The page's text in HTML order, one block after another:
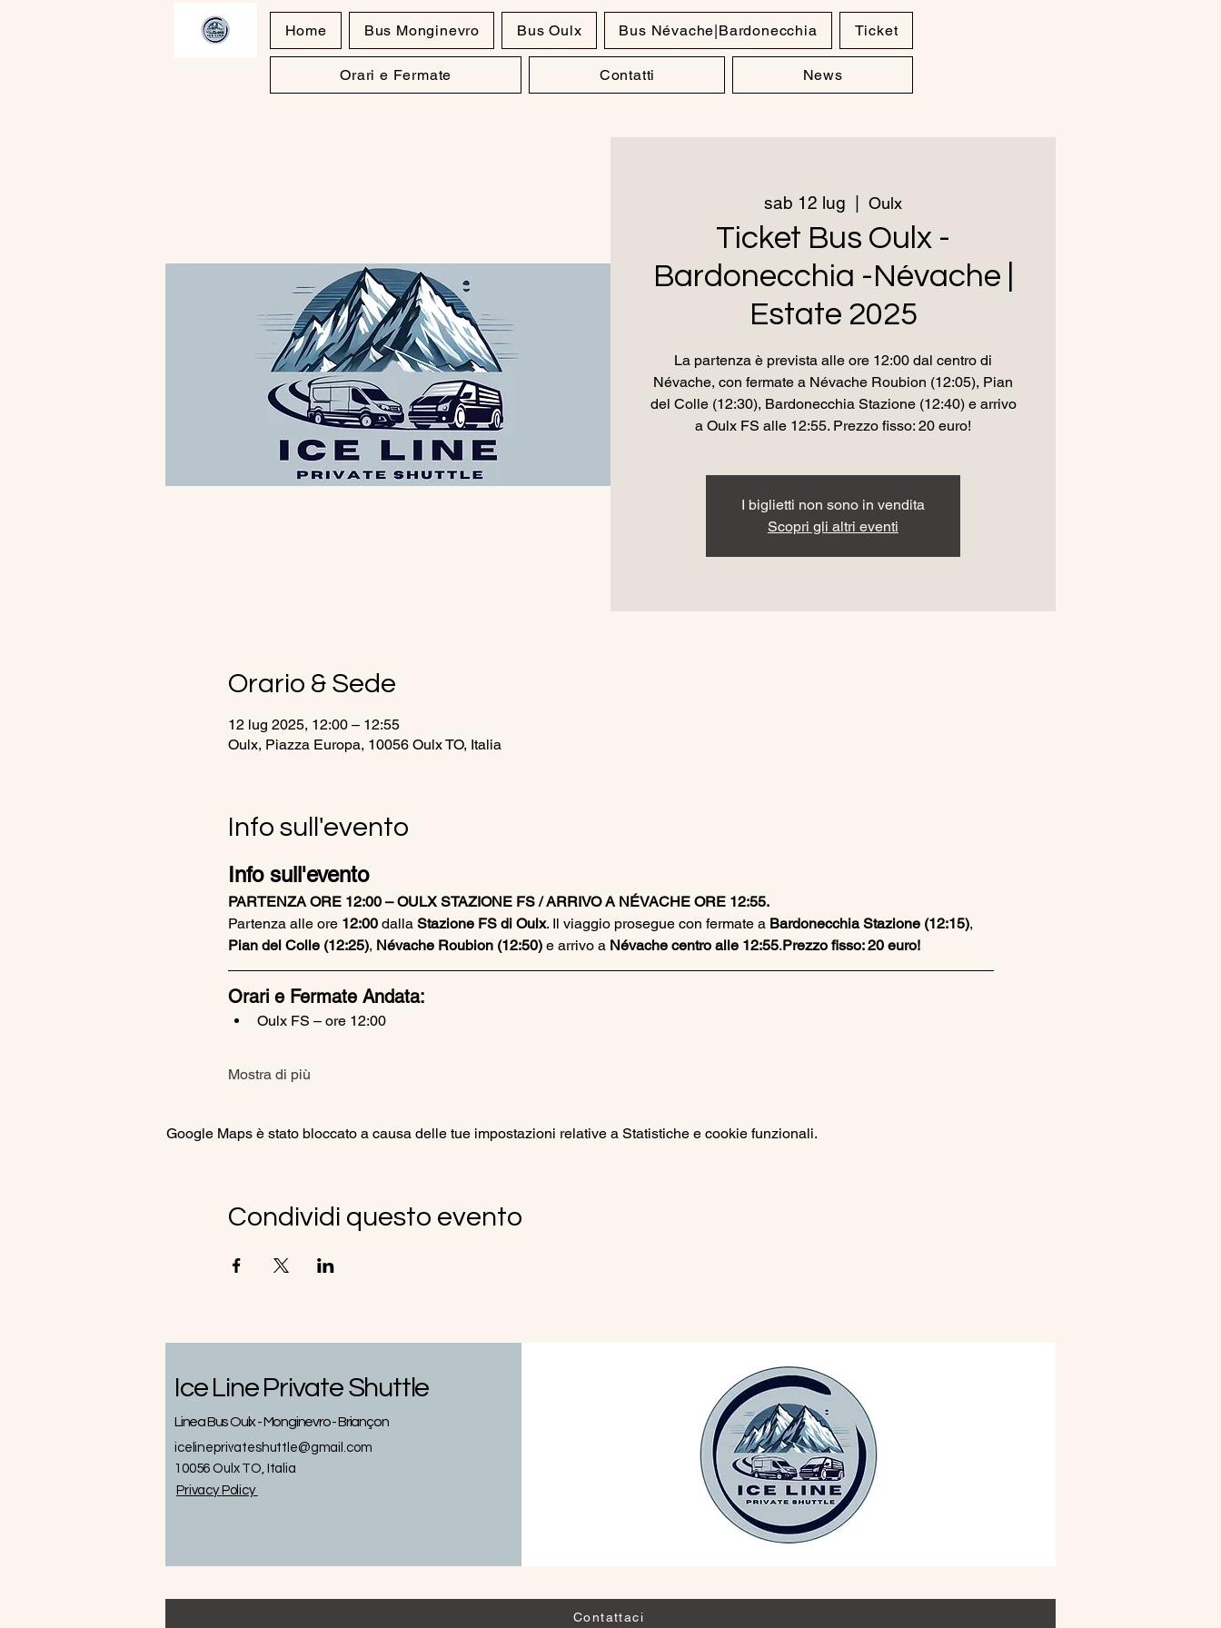
Home Bus Monginevro Bus Oulx Bus Névache|Bardonecchia Ticket
Orari e Fermate Contatti News
sab 12 lug Oulx
Ticket Bus Oulx -
Bardonecchia -Névache |
Estate 2025
La partenza è prevista alle ore 12:00 dal centro di
Névache, con fermate a Névache Roubion (12:05), Pian
del Colle (12:30), Bardonecchia Stazione (12:40) e arrivo
a Oulx FS alle 12:55. Prezzo fisso: 20 euro!
I biglietti non sono in vendita
Scopri gli altri eventi
Orario & Sede
12 lug 2025, 12:00 – 12:55
Oulx, Piazza Europa, 10056 Oulx TO, Italia
Info sull'evento
Info sull'evento
PARTENZA ORE 12:00 – OULX STAZIONE FS / ARRIVO A NÉVACHE ORE 12:55.
Partenza alle ore 12:00 dalla Stazione FS di Oulx. Il viaggio prosegue con fermate a Bardonecchia Stazione (12:15),
Pian del Colle (12:25), Névache Roubion (12:50) e arrivo a Névache centro alle 12:55.Prezzo fisso: 20 euro!
Orari e Fermate Andata:
Oulx FS – ore 12:00
Mostra di più
Google Maps è stato bloccato a causa delle tue impostazioni relative a Statistiche e cookie funzionali.
Condividi questo evento
Ice Line Private Shuttle
Linea Bus Oulx - Monginevro - Briançon
icelineprivateshuttle@gmail.com
10056 Oulx TO, Italia
Privacy Policy
Contattaci